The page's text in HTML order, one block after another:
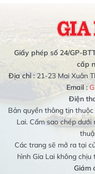
Giấy phép số 24/GP-
cấp
Địa chỉ :21-23 Mai Xuân
Email :
Điện
Bản quyền thông tin
Lai. Cấm sao chép
Các trang sẽ mở ra tại
hình Gia Lai không
Giám